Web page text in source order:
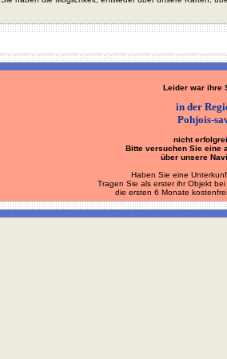
Leider war ihre
in der
Pohjois-
nicht
Bitte versuchen Sie eine
über unsere
Haben Sie eine
Tragen Sie als erster ihr Objekt
die ersten 6 Monate